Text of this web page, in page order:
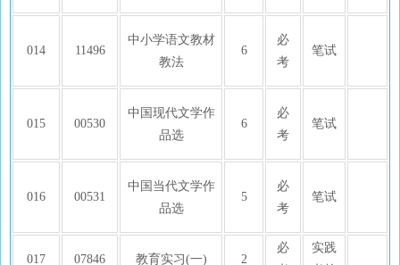
014 11496
中小学语文教材
教法
6
必
考
笔试
015 00530
中国现代文学作
品选
6
必
考
笔试
016 00531
中国当代文学作
品选
5
必
考
笔试
017 07846 教育实习(一) 2
必
实践